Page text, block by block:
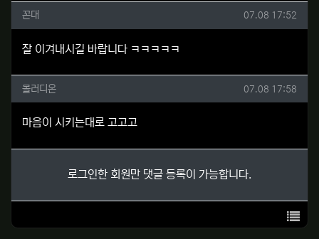
꼰대님의 댓글
꼰대 작성일
07.08 17:52
잘 이겨내시길 바랍니다 ㅋㅋㅋㅋㅋ
몰러디온님의 댓글
몰러디온 작성일
07.08 17:58
마음이 시키는대로 고고고
로그인한 회원만 댓글 등록이 가능합니다.
목록